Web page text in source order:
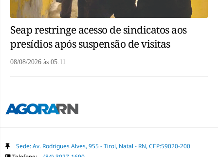
Seap restringe acesso de sindicatos aos
presídios após suspensão de visitas
08/08/2026 às 05:11
Sede: Av. Rodrigues Alves, 955 - Tirol, Natal - RN, CEP:59020-200